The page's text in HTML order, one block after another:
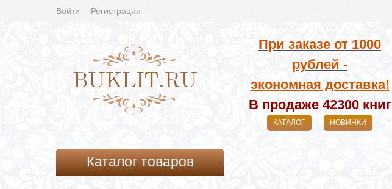
Войти Регистрация
При заказе от 1000
рублей -
экономная доставка!
В продаже 42300 книг
КАТАЛОГ НОВИНКИ
Каталог товаров